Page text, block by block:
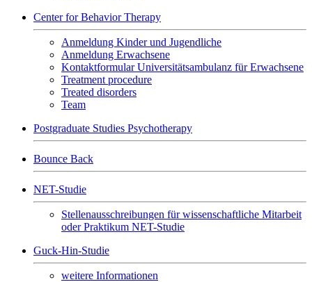
Center for Behavior Therapy
Anmeldung Kinder und Jugendliche
Anmeldung Erwachsene
Kontaktformular Universitätsambulanz für Erwachsene
Treatment procedure
Treated disorders
Team
Postgraduate Studies Psychotherapy
Bounce Back
NET-Studie
Stellenausschreibungen für wissenschaftliche Mitarbeit
oder Praktikum NET-Studie
Guck-Hin-Studie
weitere Informationen